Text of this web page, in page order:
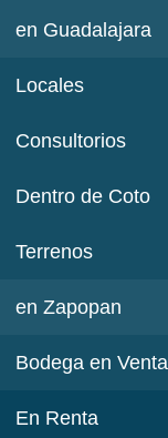
en Guadalajara
Locales
Consultorios
Dentro de Coto
Terrenos
en Zapopan
Bodega en Venta
En Renta